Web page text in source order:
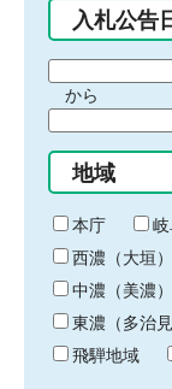
入札公告
間
始
り
から
間
終
わ
り
地域
本庁
岐
西濃（大垣
中濃（美濃
東濃（多治
飛騨地域